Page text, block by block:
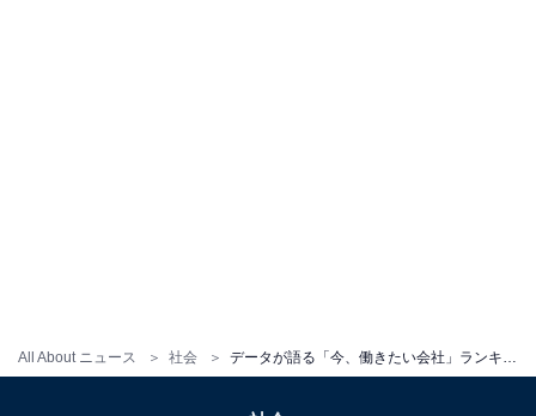
All About ニュース 社会
トップ10はこのような結果になりました。